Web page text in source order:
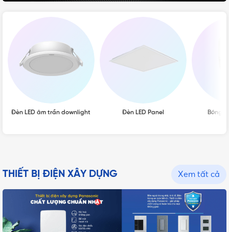
Đèn LED âm trần downlight Đèn LED Panel Bóng
THIẾT BỊ ĐIỆN XÂY DỰNG Xem tất cả